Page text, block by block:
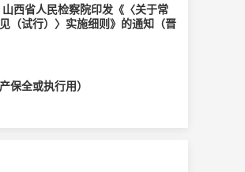
西省人民检察院印发《〈关于常
（试行）〉实施细则》的通知（晋
保全或执行用）